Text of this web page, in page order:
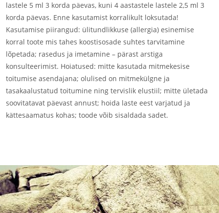
lastele 5 ml 3 korda päevas, kuni 4 aastastele lastele 2,5 ml 3
korda päevas. Enne kasutamist korralikult loksutada!
Kasutamise piirangud: ülitundlikkuse (allergia) esinemise
korral toote mis tahes koostisosade suhtes tarvitamine
lõpetada; rasedus ja imetamine – pärast arstiga
konsulteerimist. Hoiatused: mitte kasutada mitmekesise
toitumise asendajana; olulised on mitmekülgne ja
tasakaalustatud toitumine ning tervislik elustiil; mitte ületada
soovitatavat päevast annust; hoida laste eest varjatud ja
kättesaamatus kohas; toode võib sisaldada sadet.